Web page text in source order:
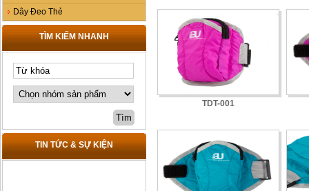
Dây Đeo Thẻ
TÌM KIẾM NHANH
TIN TỨC & SỰ KIỆN
TDT-001